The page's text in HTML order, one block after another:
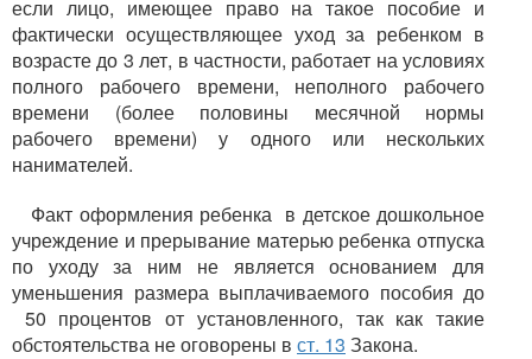
если лицо, имеющее право на такое пособие и
фактически осуществляющее уход за ребенком в
возрасте до 3 лет, в частности, работает на условиях
полного рабочего времени, неполного рабочего
времени (более половины месячной нормы
рабочего времени) у одного или нескольких
нанимателей.
Факт оформления ребенка в детское дошкольное
учреждение и прерывание матерью ребенка отпуска
по уходу за ним не является основанием для
уменьшения размера выплачиваемого пособия до
50 процентов от установленного, так как такие
обстоятельства не оговорены в ст. 13 Закона.